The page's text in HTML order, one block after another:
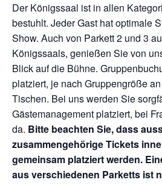
Der Königssaal ist in allen
bestuhlt. Jeder Gast hat optimale
Show. Auch von Parkett 2 und 3
Königssaals, genießen Sie von
Blick auf die Bühne.
platziert, je nach Gruppengröße
Tischen. Bei uns werden Sie
Gästemanagement platziert, bei
da. Bitte beachten Sie, dass
zusammengehörige Tickets
gemeinsam platziert werden.
aus verschiedenen Parketts ist